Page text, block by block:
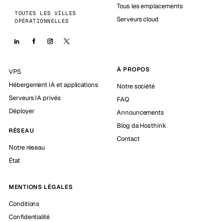
TOUTES LES VILLES
OPÉRATIONNELLES
Tous les emplacements
Serveurs cloud
VPS
Hébergement IA et applications
Serveurs IA privés
Déployer
RÉSEAU
Notre réseau
État
À PROPOS
Notre société
FAQ
Announcements
Blog da Hosthink
Contact
MENTIONS LÉGALES
Conditions
Confidentialité